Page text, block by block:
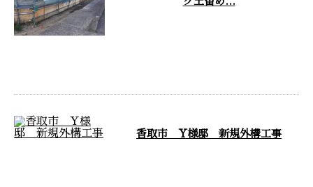
香取市 Y様邸 新規外構工事